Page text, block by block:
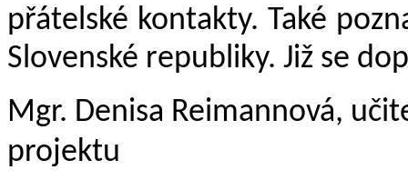
přátelské kontakty. Také
Slovenské republiky. Již se
Mgr. Denisa Reimannová,
projektu